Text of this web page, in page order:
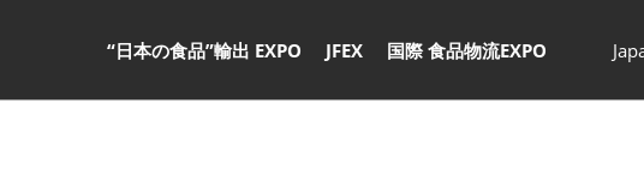
“日本の食品”輸出 EXPO JFEX 国際 食品物流EXPO